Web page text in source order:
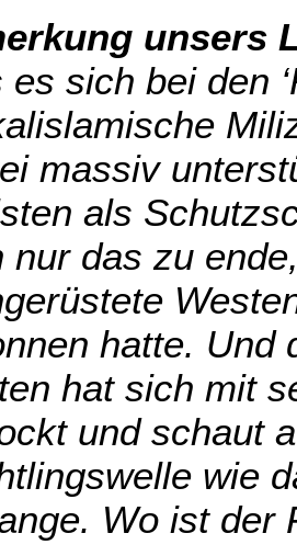
unsers
es sich bei den
massiv
als
nur das zu
hatte. Und
hat sich mit
und schaut
wie
Wo ist der